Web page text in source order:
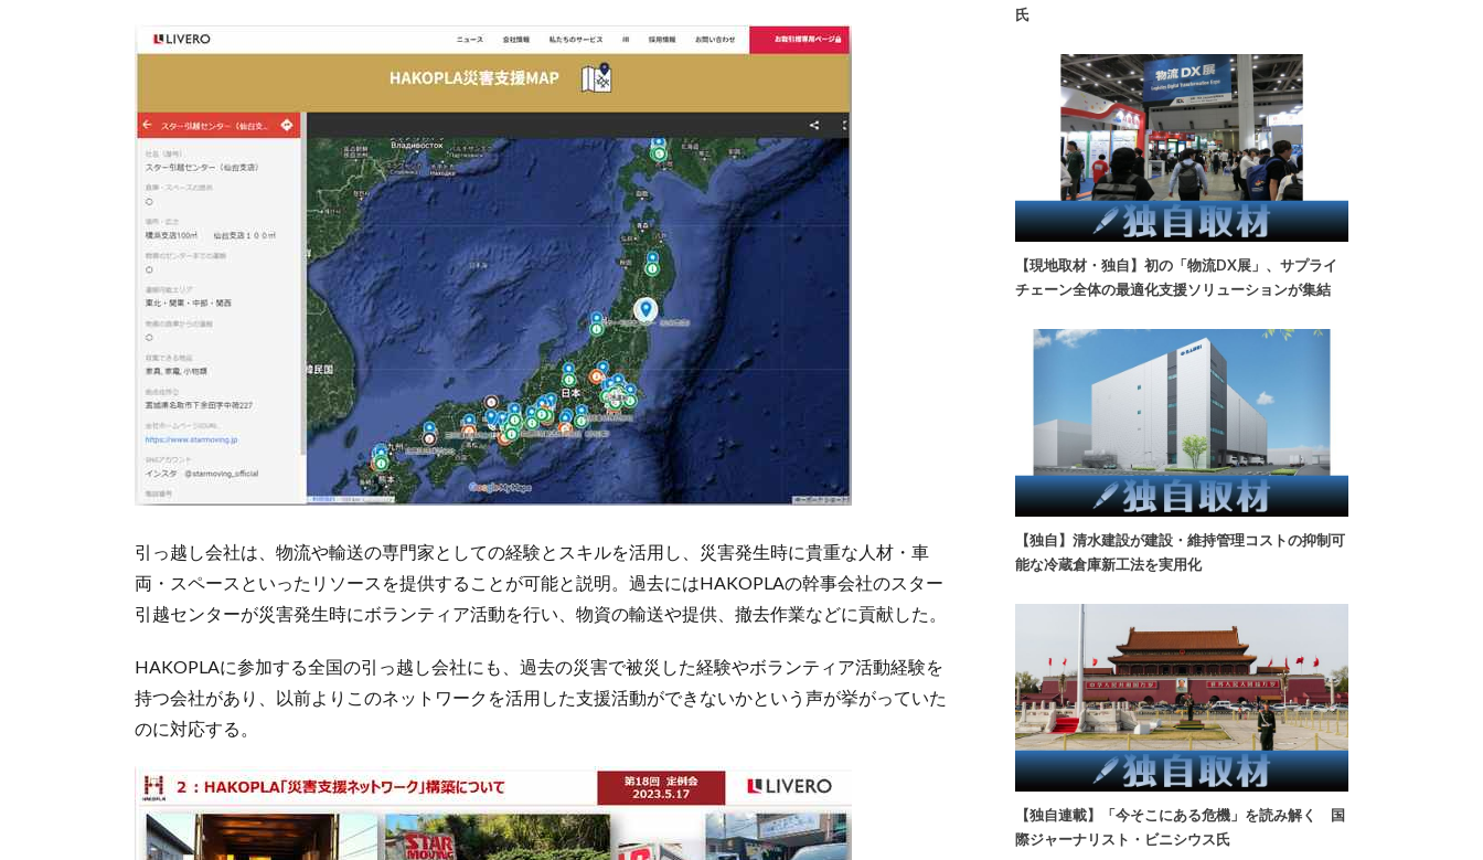
引っ越し会社は、物流や輸送の専門家としての経験とスキルを活用し、災害発生時に貴重な人材・車
両・スペースといったリソースを提供することが可能と説明。過去にはHAKOPLAの幹事会社のスター
引越センターが災害発生時にボランティア活動を行い、物資の輸送や提供、撤去作業などに貢献した。
HAKOPLAに参加する全国の引っ越し会社にも、過去の災害で被災した経験やボランティア活動経験を
持つ会社があり、以前よりこのネットワークを活用した支援活動ができないかという声が挙がっていた
のに対応する。
氏
【現地取材・独自】初の「物流DX展」、サプライ
チェーン全体の最適化支援ソリューションが集結
【独自】清水建設が建設・維持管理コストの抑制可
能な冷蔵倉庫新工法を実用化
【独自連載】「今そこにある危機」を読み解く 国
際ジャーナリスト・ビニシウス氏